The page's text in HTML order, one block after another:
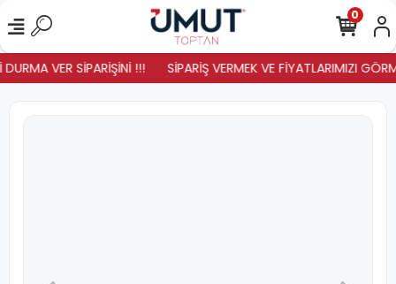
VER SİPARİŞİNİ !!! SİPARİŞ VERMEK VE FİYATLARIMIZI
0